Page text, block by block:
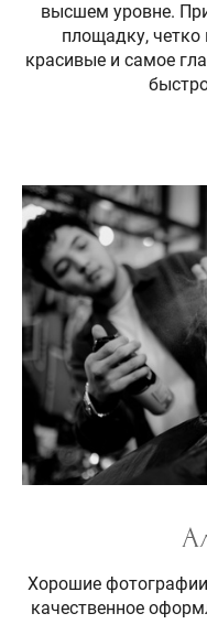
высшем уровне.
площадку,
красивые и самое
Хорошие
качественное